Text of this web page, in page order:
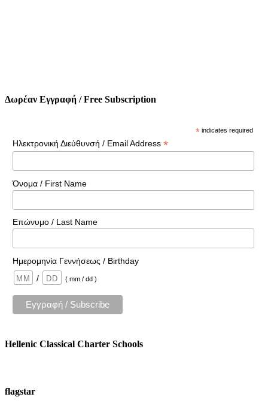
Δωρέαν Εγγραφή / Free Subscription
* indicates required
Ηλεκτρονική Διεύθυνσή / Email Address *
Όνομα / First Name
Επώνυμο / Last Name
Ημερομηνία Γεννήσεως / Birthday
/
( mm / dd )
Hellenic Classical Charter Schools
flagstar